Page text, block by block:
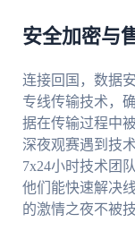
安全加密与
连接回国，数据
专线传输技术，
据在传输过程中
深夜观赛遇到技
7x24小时技术团
他们能快速解决
的激情之夜不被